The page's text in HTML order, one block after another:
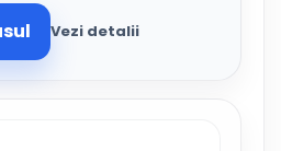
Vezi detalii